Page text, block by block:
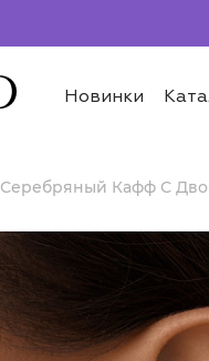
Новинки
Серебряный Кафф С